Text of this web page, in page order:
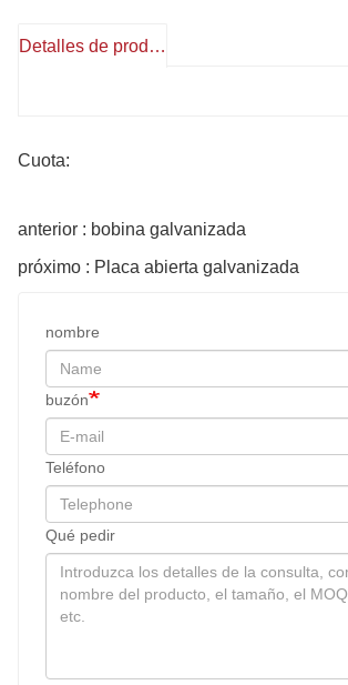
Detalles de producto
Cuota:
anterior : bobina galvanizada
próximo : Placa abierta galvanizada
nombre
buzón
Teléfono
Qué pedir